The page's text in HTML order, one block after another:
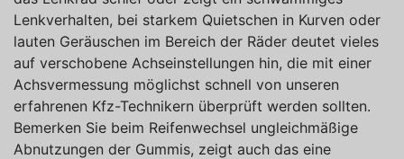
Lenkverhalten, bei starkem Quietschen in Kurven oder
lauten Geräuschen im Bereich der Räder deutet vieles
auf verschobene Achseinstellungen hin, die mit einer
Achsvermessung möglichst schnell von unseren
erfahrenen Kfz-Technikern überprüft werden sollten.
Bemerken Sie beim Reifenwechsel ungleichmäßige
Abnutzungen der Gummis, zeigt auch das eine